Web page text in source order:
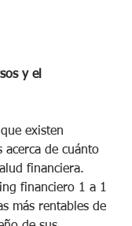
y el
existen
acerca de cuánto
financiera.
financiero 1 a 1
más rentables de